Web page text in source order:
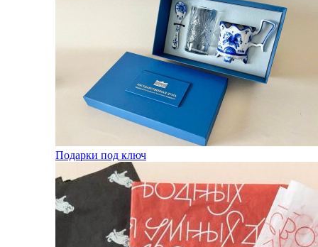
Подарки под ключ